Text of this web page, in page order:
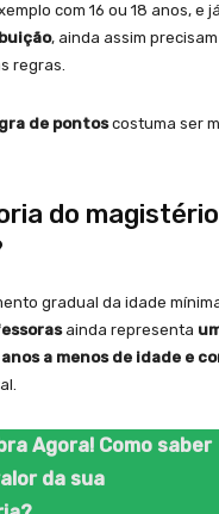
com 16 ou 18 anos, e
, ainda assim precisam
regras.
de pontoscostuma ser
do
gradual da idade
ainda representa
anos a menos de idade e
Agora! Como saber
da sua